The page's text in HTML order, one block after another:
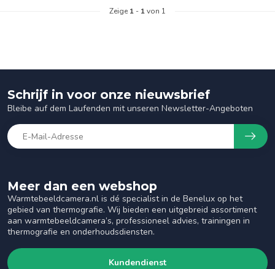
Zeige 1 - 1von 1
Meer dan een webshop
Warmtebeeldcamera.nl is dé specialist in de Benelux op het
gebied van thermografie. Wij bieden een uitgebreid assortiment
aan warmtebeeldcamera’s, professioneel advies, trainingen in
thermografie en onderhoudsdiensten.
Kundendienst
Schrijf in voor onze nieuwsbrief
Bleibe auf dem Laufenden mit unseren Newsletter-Angeboten